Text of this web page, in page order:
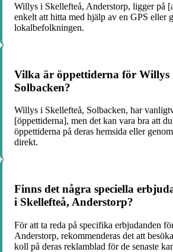
Willys i Skellefteå, Anderstorp, ligger på
enkelt att hitta med hjälp av en GPS eller
lokalbefolkningen.
Vilka är öppettiderna för Willys
Solbacken?
Willys i Skellefteå, Solbacken, har
[öppettiderna], men det kan vara bra att
öppettiderna på deras hemsida eller
direkt.
Finns det några speciella
i Skellefteå, Anderstorp?
För att ta reda på specifika erbjudanden
Anderstorp, rekommenderas det att
koll på deras reklamblad för de senaste